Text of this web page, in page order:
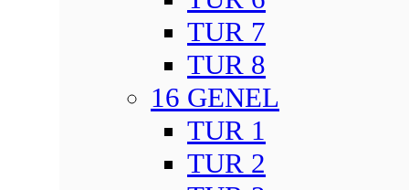
TUR 7
TUR 8
16 GENEL
TUR 1
TUR 2